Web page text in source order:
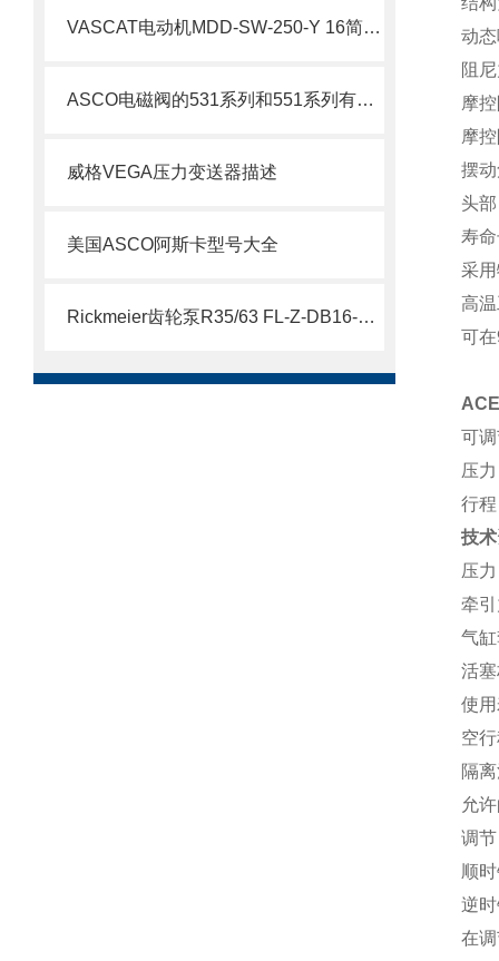
VASCAT电动机MDD-SW-250-Y 16简要介绍
ASCO电磁阀的531系列和551系列有什么差别
威格VEGA压力变送器描述
美国ASCO阿斯卡型号大全
Rickmeier齿轮泵R35/63 FL-Z-DB16-W-SAE2-R为石油系统保驾护航
动
阻
摩
摩
摆
头
寿
采
高
可
可
压
行
技
压
牵
气
活
使
空
隔
允
调
顺
逆
在